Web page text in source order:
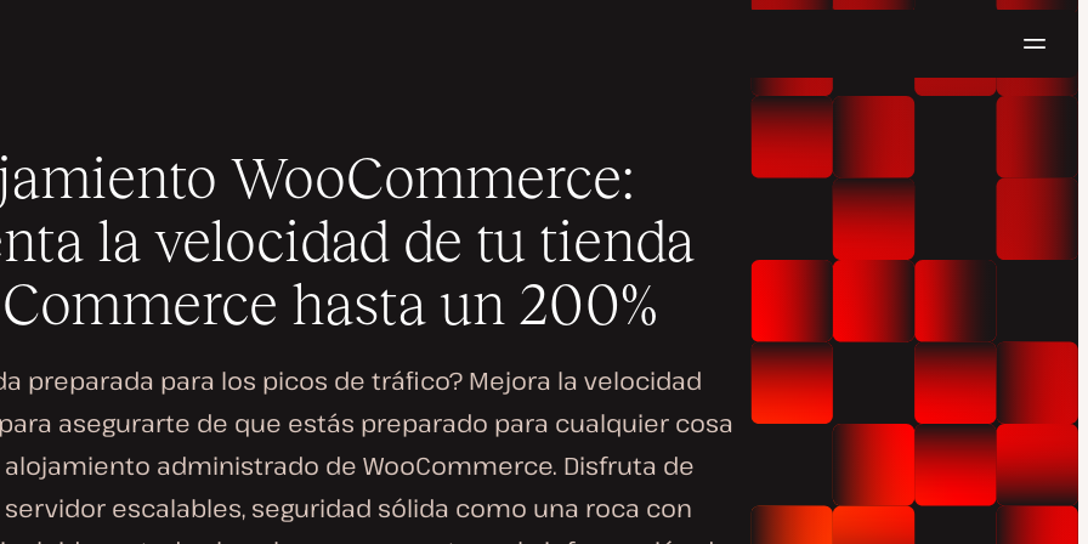
WooCommerce:
la velocidad de tu tienda
hasta un 200%
preparada para los picos de tráfico? Mejora la velocidad
asegurarte de que estás preparado para cualquier cosa
administrado de WooCommerce. Disfruta de
escalables, seguridad sólida como una roca con